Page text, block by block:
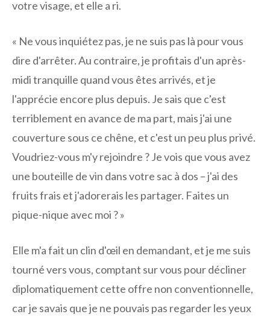
votre visage, et elle a ri.
« Ne vous inquiétez pas, je ne suis pas là pour vous
dire d'arrêter. Au contraire, je profitais d'un après-
midi tranquille quand vous êtes arrivés, et je
l'apprécie encore plus depuis. Je sais que c'est
terriblement en avance de ma part, mais j'ai une
couverture sous ce chêne, et c'est un peu plus privé.
Voudriez-vous m'y rejoindre ? Je vois que vous avez
une bouteille de vin dans votre sac à dos – j'ai des
fruits frais et j'adorerais les partager. Faites un
pique-nique avec moi ? »
Elle m'a fait un clin d'œil en demandant, et je me suis
tourné vers vous, comptant sur vous pour décliner
diplomatiquement cette offre non conventionnelle,
car je savais que je ne pouvais pas regarder les yeux